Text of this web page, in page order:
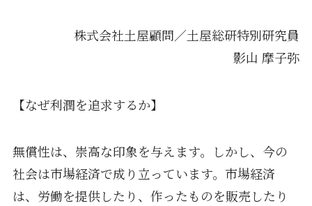
株式会社土屋顧問／土屋総研特別研究員
影山 摩子弥
【なぜ利潤を追求するか】
無償性は、崇高な印象を与えます。しかし、今の
社会は市場経済で成り立っています。市場経済
は、労働を提供したり、作ったものを販売したり